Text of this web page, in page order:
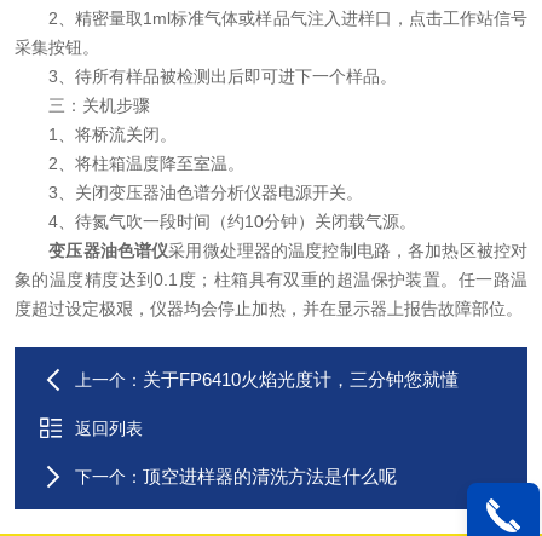
2、精密量取1ml标准气体或样品气注入进样口，点击工作站信号
采集按钮。
3、待所有样品被检测出后即可进下一个样品。
三：关机步骤
1、将桥流关闭。
2、将柱箱温度降至室温。
3、关闭变压器油色谱分析仪器电源开关。
4、待氮气吹一段时间（约10分钟）关闭载气源。
变压器油色谱仪采用微处理器的温度控制电路，各加热区被控对
象的温度精度达到0.1度；柱箱具有双重的超温保护装置。任一路温
度超过设定极艰，仪器均会停止加热，并在显示器上报告故障部位。
上一个： 关于FP6410火焰光度计，三分钟您就懂
返回列表
下一个： 顶空进样器的清洗方法是什么呢